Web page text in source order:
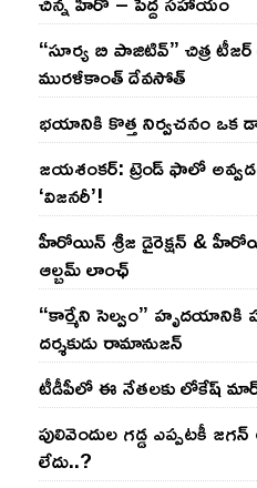
“సూర్య బి పాజిటివ్” చిత్ర
మురళీకాంత్ దేవసోత్
భయానికి కొత్త నిర్వచనం ఒక
జయశంకర్: ట్రెండ్‌ ఫాలో
‘విజనరీ’!
హీరోయిన్ శ్రీజ డైరెక్ష‌న్ &
ఆల్బమ్ లాంఛ్
“కార్మేని సెల్వం” హృదయానికి
దర్శకుడు రామానుజన్
టీడీపీలో ఈ నేత‌ల‌కు లోకేష్
పులివెందుల గ‌డ్డ ఎప్ప‌ట‌కీ
లేదు..?